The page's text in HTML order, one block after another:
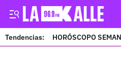
Tendencias: HORÓSCOPO